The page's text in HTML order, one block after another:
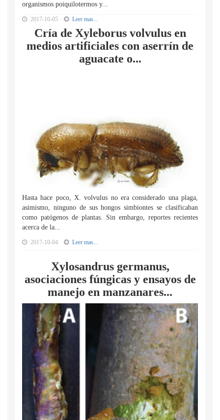
organismos poiquilotermos y...
2017-10-05 Leer mas...
Cría de Xyleborus volvulus en
medios artificiales con aserrín de
aguacate o...
Hasta hace poco, X. volvulus no era considerado una plaga,
asimismo, ninguno de sus hongos simbiontes se clasificaban
como patógenos de plantas. Sin embargo, reportes recientes
acerca de la...
2017-10-04 Leer mas...
Xylosandrus germanus,
asociaciones fúngicas y ensayos de
manejo en manzanares...